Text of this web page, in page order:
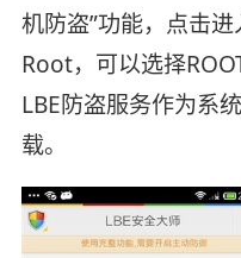
机防盗”功能，点击
Root，可以选择
LBE防盗服务作为系
载。